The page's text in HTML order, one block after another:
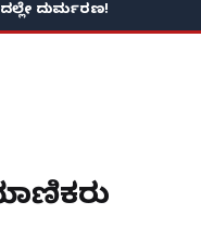
ದುರ್ಮರಣ!
ಹತ್ಯೆ